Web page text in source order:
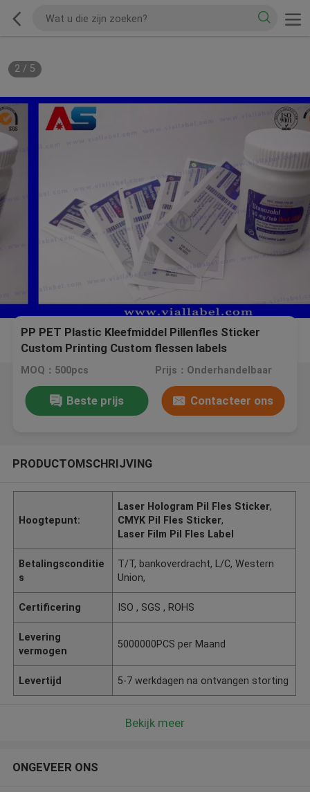
2/ 5
PP PET Plastic Kleefmiddel Pillenfles Sticker
Custom Printing Custom flessen labels
MOQ：500pcs Prijs：Onderhandelbaar
Beste prijs Contacteer ons
PRODUCTOMSCHRIJVING
Hoogtepunt:
Laser Hologram Pil Fles Sticker,
CMYK Pil Fles Sticker,
Laser Film Pil Fles Label
Betalingsconditie
s
T/T, bankoverdracht, L/C, Western
Union,
Certificering ISO , SGS , ROHS
Levering
vermogen
5000000PCS per Maand
Levertijd 5-7 werkdagen na ontvangen storting
Bekijk meer
ONGEVEER ONS